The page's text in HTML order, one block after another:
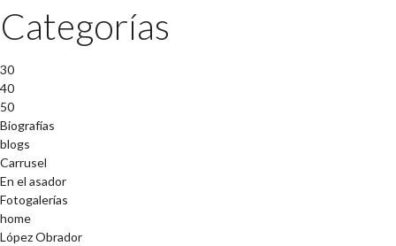
Categorías
30
40
50
Biografías
blogs
Carrusel
En el asador
Fotogalerías
home
López Obrador